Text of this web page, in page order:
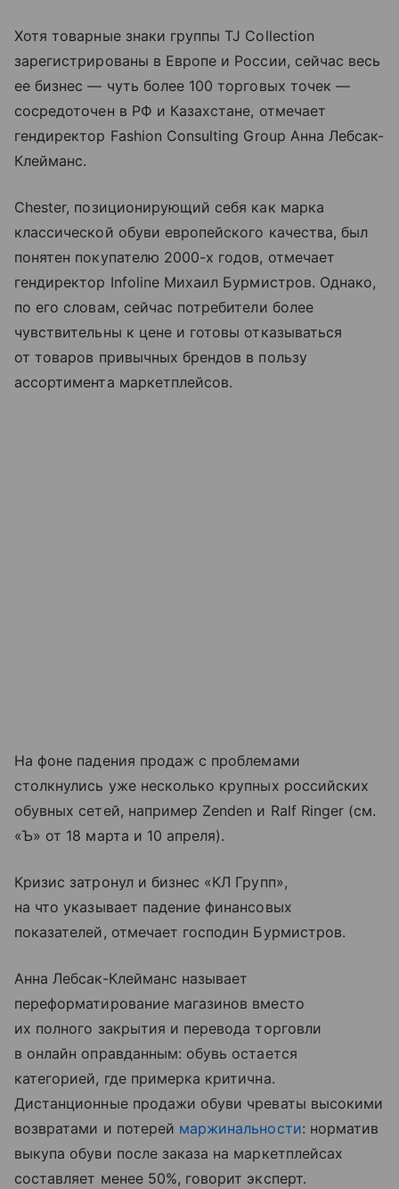
Хотя товарные знаки группы TJ Collection
зарегистрированы в Европе и России, сейчас весь
ее бизнес — чуть более 100 торговых точек —
сосредоточен в РФ и Казахстане, отмечает
гендиректор Fashion Consulting Group Анна Лебсак-
Клейманс.
Chester, позиционирующий себя как марка
классической обуви европейского качества, был
понятен покупателю 2000-х годов, отмечает
гендиректор Infoline Михаил Бурмистров. Однако,
по его словам, сейчас потребители более
чувствительны к цене и готовы отказываться
от товаров привычных брендов в пользу
ассортимента маркетплейсов.
На фоне падения продаж с проблемами
столкнулись уже несколько крупных российских
обувных сетей, например Zenden и Ralf Ringer (см.
«Ъ» от 18 марта и 10 апреля).
Кризис затронул и бизнес «КЛ Групп»,
на что указывает падение финансовых
показателей, отмечает господин Бурмистров.
Анна Лебсак-Клейманс называет
переформатирование магазинов вместо
их полного закрытия и перевода торговли
в онлайн оправданным: обувь остается
категорией, где примерка критична.
Дистанционные продажи обуви чреваты высокими
возвратами и потерей маржинальности: норматив
выкупа обуви после заказа на маркетплейсах
составляет менее 50%, говорит эксперт.